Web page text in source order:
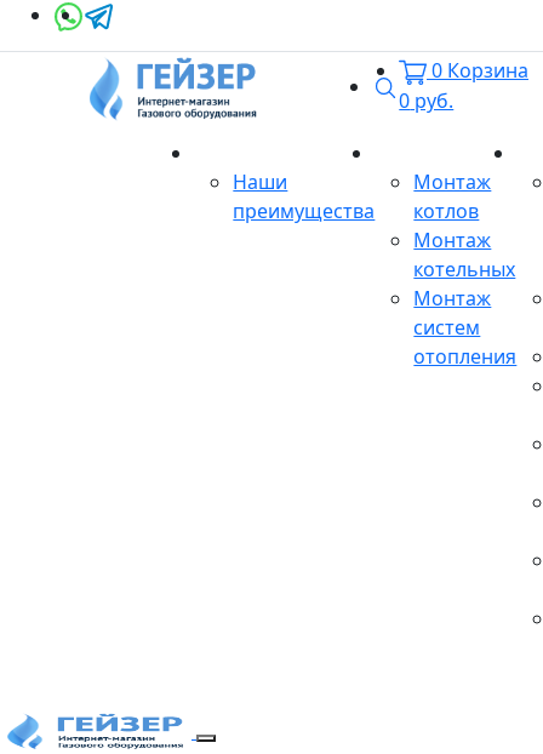
Поиск
0 Корзина
0 руб.
Наши
преимущества
Монтаж
котлов
Монтаж
котельных
Монтаж
систем
отопления